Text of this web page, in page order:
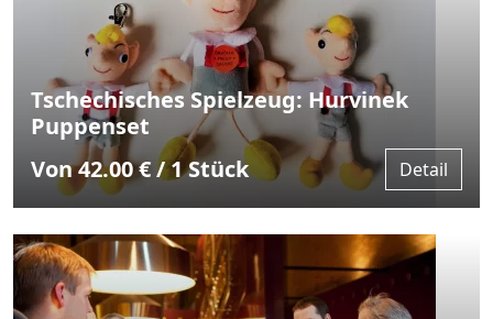
Tschechisches Spielzeug: Hurvinek
Puppenset
Von 42.00 € / 1 Stück
Detail